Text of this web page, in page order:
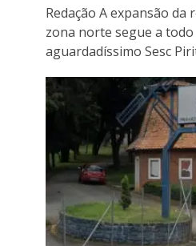
Redação A expansão da
zona norte segue a
aguardadíssimo Sesc